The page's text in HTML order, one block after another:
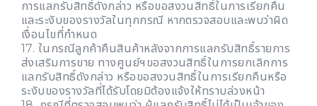
การแลกรับสิทธิ์ดังกล่าว หรือขอสงวนสิทธิ์ในการเรียกคืน
และระงับของรางวัลในทุกกรณี หากตรวจสอบและพบว่าผิด
เงื่อนไขที่กำหนด
17. ในกรณีลูกค้าคืนสินค้าหลังจากการแลกรับสิทธิ์รายการ
ส่งเสริมการขาย ทางศูนย์ฯขอสงวนสิทธิ์ในการยกเลิกการ
แลกรับสิทธิ์ดังกล่าว หรือขอสงวนสิทธิ์ในการเรียกคืนหรือ
ระงับของรางวัลที่ได้รับโดยมิต้องแจ้งให้ทราบล่วงหน้า